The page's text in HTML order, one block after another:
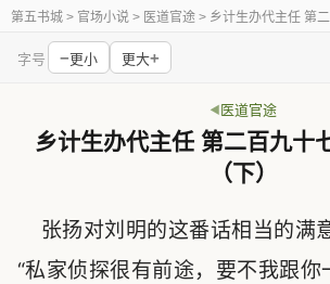
第五书城 > 官场小说 > 医道官途 > 乡计生办代主任 第
字号 −更小 更大+
医道官途
乡计生办代主任 第二百九十
（下）
张扬对刘明的这番话相当的满
“私家侦探很有前途，要不我跟你